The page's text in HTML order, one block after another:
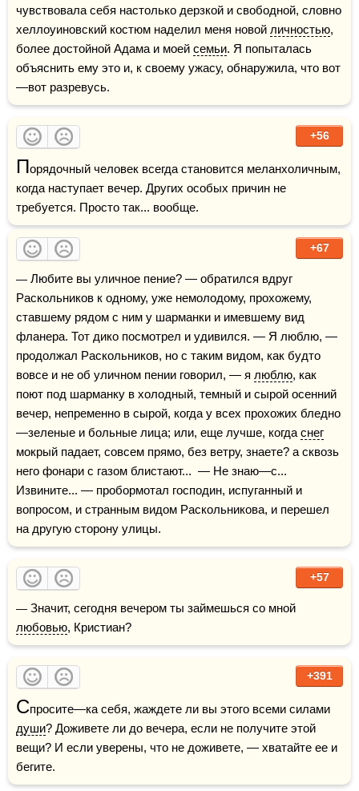
чувствовала себя настолько дерзкой и свободной, словно
хеллоуиновский костюм наделил меня новой личностью,
более достойной Адама и моей семьи. Я попыталась
объяснить ему это и, к своему ужасу, обнаружила, что вот
—вот разревусь.
+56
Порядочный человек всегда становится меланхоличным,
когда наступает вечер. Других особых причин не
требуется. Просто так... вообще.
+67
— Любите вы уличное пение? — обратился вдруг
Раскольников к одному, уже немолодому, прохожему,
ставшему рядом с ним у шарманки и имевшему вид
фланера. Тот дико посмотрел и удивился. — Я люблю, —
продолжал Раскольников, но с таким видом, как будто
вовсе и не об уличном пении говорил, — я люблю, как
поют под шарманку в холодный, темный и сырой осенний
вечер, непременно в сырой, когда у всех прохожих бледно
—зеленые и больные лица; или, еще лучше, когда снег
мокрый падает, совсем прямо, без ветру, знаете? а сквозь
него фонари с газом блистают...  — Не знаю—с...
Извините... — пробормотал господин, испуганный и
вопросом, и странным видом Раскольникова, и перешел
на другую сторону улицы.
+57
любовью, Кристиан?
+391
С
души? Доживете ли до вечера, если не получите этой
вещи? И если уверены, что не доживете, — хватайте ее и
бегите.